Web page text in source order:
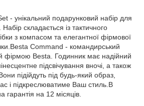
- унікальний подарунковий набір для
складається із тактичного
з компасом та елегантної фірмової
Command - командирський
фірмою Besta. Годинник має надійний
підсвічування вночі, а також
підійдуть під будь-який образ,
і підкреслюватиме Ваш стиль.В
гарантія на 12 місяців.